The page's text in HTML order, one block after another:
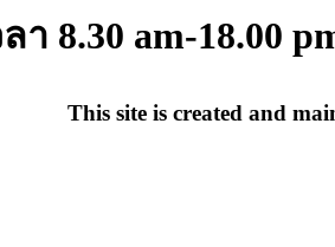
ลา 8.30 am-18.00
This site is created and